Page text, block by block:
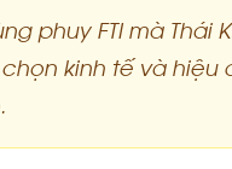
phuy FTI mà Thái
chọn kinh tế và